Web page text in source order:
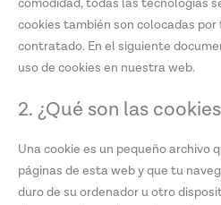
comodidad, todas las tecnologías
cookies también son colocadas
contratado. En el siguiente
uso de cookies en nuestra web.
2. ¿Qué son las
Una cookie es un pequeño archivo
páginas de esta web y que tu
duro de su ordenador u otro